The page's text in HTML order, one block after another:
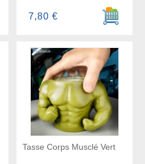
au panier Ajouter
7,80 €
Tasse Corps Musclé Vert